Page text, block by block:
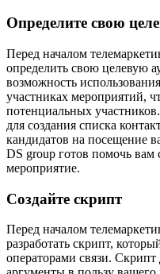
Определите свою
Перед началом
определить свою целевую
возможность
участниках мероприятий,
потенциальных
для создания списка
кандидатов на посещение
DS group готов помочь
мероприятие.
Создайте скрипт
Перед началом
разработать скрипт,
операторами связи.